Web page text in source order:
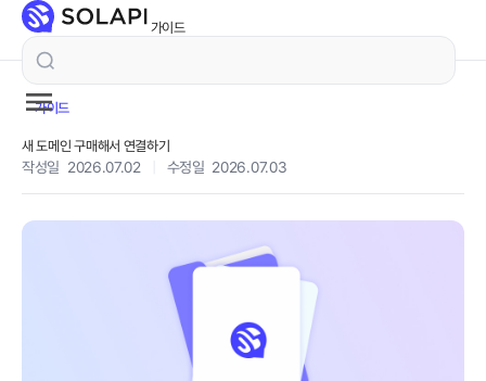
가이드
가이드
새 도메인 구매해서 연결하기
작성일 2026.07.02 수정일 2026.07.03